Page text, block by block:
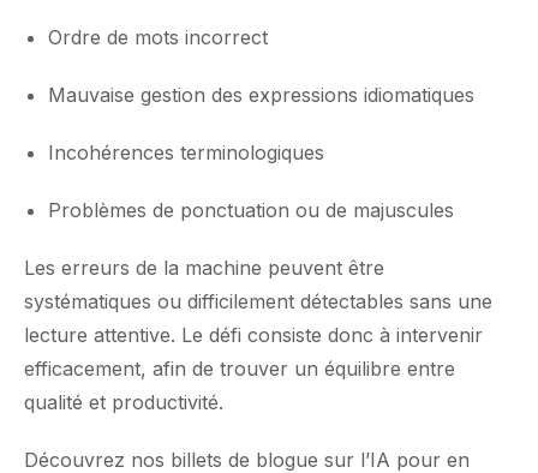
Ordre de mots incorrect
Mauvaise gestion des expressions idiomatiques
Incohérences terminologiques
Problèmes de ponctuation ou de majuscules
Les erreurs de la machine peuvent être
systématiques ou difficilement détectables sans une
lecture attentive. Le défi consiste donc à intervenir
efficacement, afin de trouver un équilibre entre
qualité et productivité.
Découvrez nos billets de blogue sur l’IA pour en